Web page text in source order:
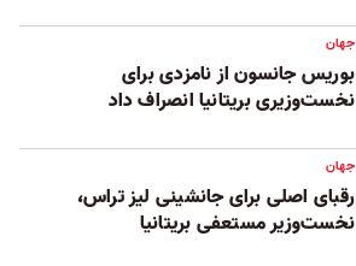
جهان
بوریس جانسون از نامزدی برای
نخست‌وزیری بریتانیا انصراف داد
جهان
رقبای اصلی برای جانشینی لیز تراس،
نخست‌وزیر مستعفی بریتانیا